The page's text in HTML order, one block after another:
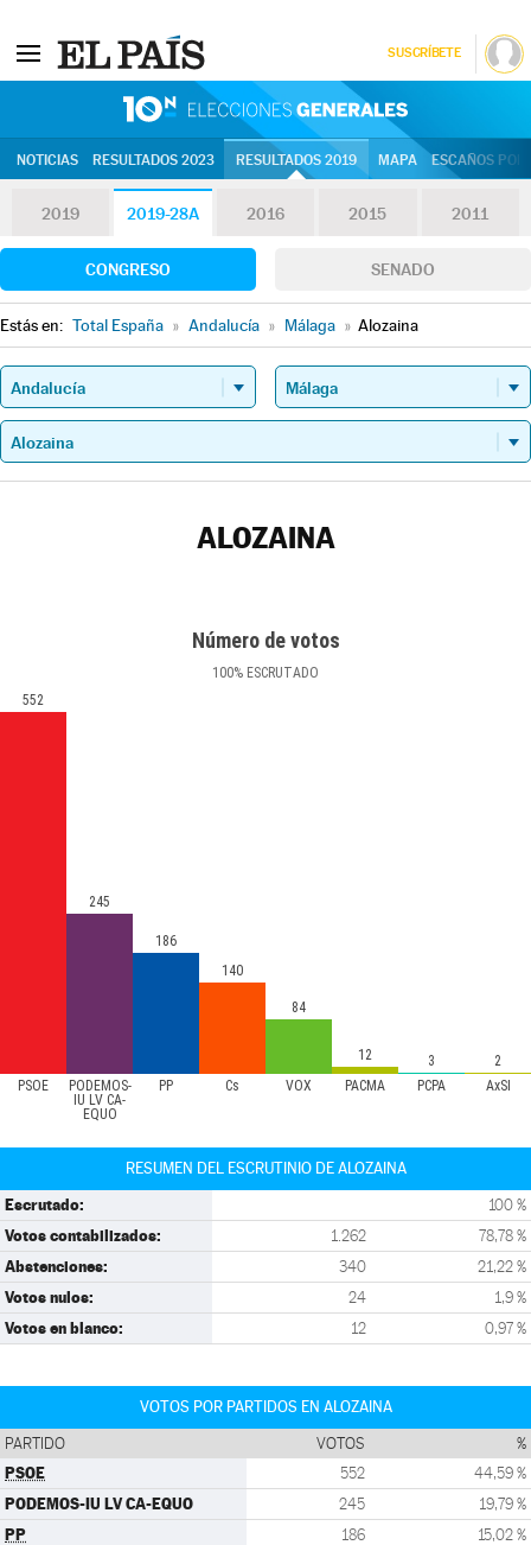
SUSCRÍBETE
NOTICIAS RESULTADOS 2023 RESULTADOS 2019 MAPA ESCAÑOS
2019 2019-28A 2016 2015 2011
CONGRESO SENADO
Estás en: Total España » Andalucía » Málaga » Alozaina
ALOZAINA
Número de votos
100% ESCRUTADO
PSOE
PODEMOS-
IU LV CA-
EQUO
PP Cs VOX PACMA PCPA AxSI
552
245
186
140
84
12 3 2
RESUMEN DEL ESCRUTINIO DE ALOZAINA
Escrutado: 100 %
Votos contabilizados: 1.262 78,78 %
Abstenciones: 340 21,22 %
Votos nulos: 24 1,9 %
Votos en blanco: 12 0,97 %
VOTOS POR PARTIDOS EN ALOZAINA
PARTIDO VOTOS %
PSOE 552 44,59 %
PODEMOS-IU LV CA-EQUO 245 19,79 %
PP 186 15,02 %